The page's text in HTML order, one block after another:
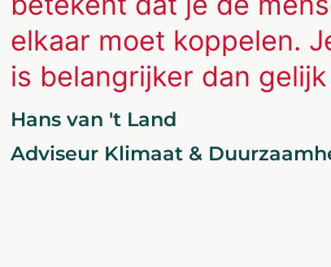
elkaar moet koppelen.
is belangrijker dan
Hans van 't Land
Adviseur Klimaat &